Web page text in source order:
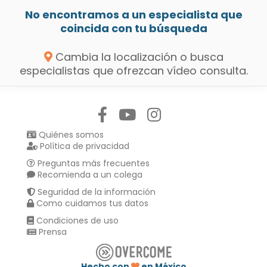
No encontramos a un especialista que
coincida con tu búsqueda
Cambia la localización o busca
especialistas que ofrezcan vídeo consulta.
Quiénes somos
Política de privacidad
Preguntas más frecuentes
Recomienda a un colega
Seguridad de la información
Como cuidamos tus datos
Condiciones de uso
Prensa